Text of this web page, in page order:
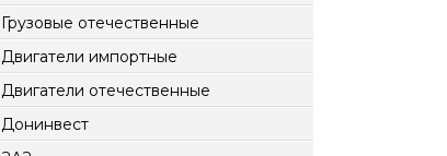
Грузовые отечественные
Двигатели импортные
Двигатели отечественные
Донинвест